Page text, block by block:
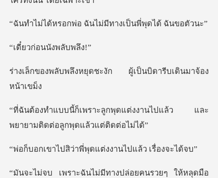
อ ฉันไม่มีทางเป็นพ
่อนนังพล
ุดชะงัก ผู้เป็นบิดารี
พุดแต่งงานไปแล้ว และ
พยายามติด
่าพี่พุดแต่งงานไป
ันไม่มีทางปล่อยคนร